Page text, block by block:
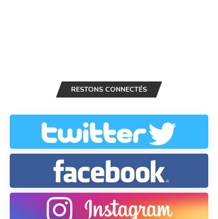
RESTONS CONNECTÉS